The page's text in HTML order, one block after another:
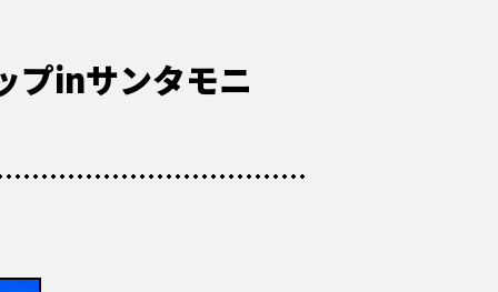
プinサンタモニ